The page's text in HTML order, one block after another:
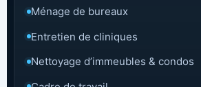
Ménage de bureaux
Entretien de cliniques
Nettoyage d’immeubles & condos